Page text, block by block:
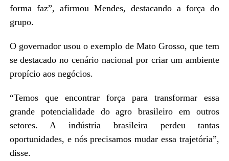
forma faz”, afirmou Mendes, destacando a força do
grupo.
O governador usou o exemplo de Mato Grosso, que tem
se destacado no cenário nacional por criar um ambiente
propício aos negócios.
“Temos que encontrar força para transformar essa
grande potencialidade do agro brasileiro em outros
setores. A indústria brasileira perdeu tantas
oportunidades, e nós precisamos mudar essa trajetória”,
disse.